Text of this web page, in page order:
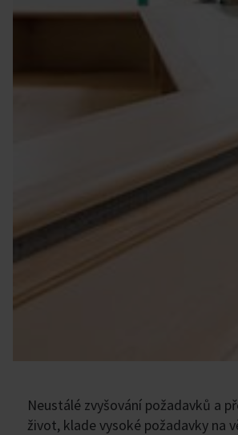
Neustálé zvyšování požadavků a
život, klade vysoké požadavky na